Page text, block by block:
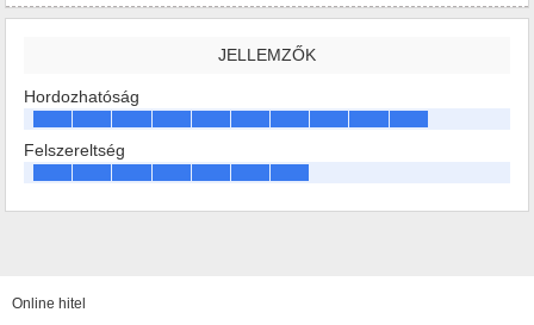
JELLEMZŐK
Hordozhatóság
Felszereltség
Online hitel